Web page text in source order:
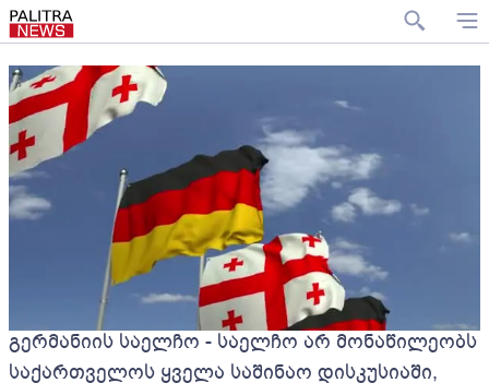
გერმანიის საელჩო - საელჩო არ მონაწილეობს
საქართველოს ყველა საშინაო დისკუსიაში,